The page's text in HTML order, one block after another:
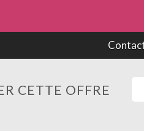
CETTE OFFRE